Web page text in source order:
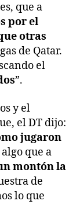
que a
por el
otras
de Qatar.
el
”.
y el
el DT dijo:
jugaron
que a
montón la
de
lo que